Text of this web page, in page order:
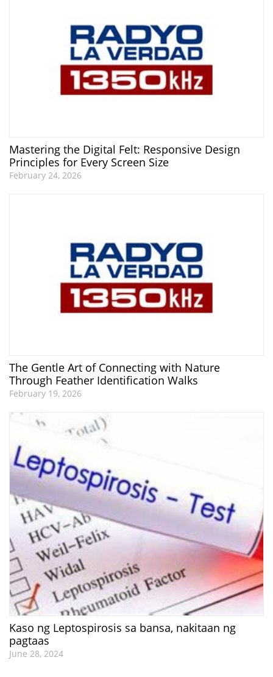
Mastering the Digital Felt: Responsive Design
Principles for Every Screen Size
February 24, 2026
The Gentle Art of Connecting with Nature
Through Feather Identification Walks
February 19, 2026
Kaso ng Leptospirosis sa bansa, nakitaan ng
pagtaas
June 28, 2024